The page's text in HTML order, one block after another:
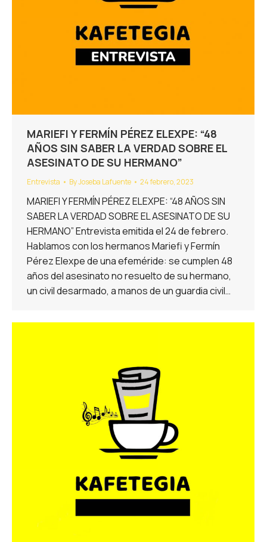
MARIEFI Y FERMÍN PÉREZ ELEXPE: “48
AÑOS SIN SABER LA VERDAD SOBRE EL
ASESINATO DE SU HERMANO”
Entrevista ByJoseba Lafuente 24 febrero, 2023
MARIEFI Y FERMÍN PÉREZ ELEXPE: “48 AÑOS SIN
SABER LA VERDAD SOBRE EL ASESINATO DE SU
HERMANO” Entrevista emitida el 24 de febrero.
Hablamos con los hermanos Mariefi y Fermín
Pérez Elexpe de una efeméride: se cumplen 48
años del asesinato no resuelto de su hermano,
un civil desarmado, a manos de un guardia civil…